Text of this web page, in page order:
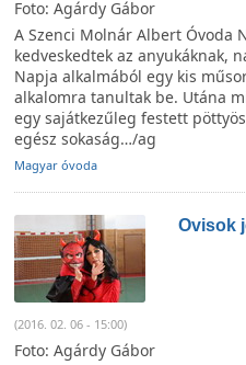
Foto: Agárdy Gábor
A Szenci Molnár Albert Óvoda
kedveskedtek az anyukáknak,
Napja alkalmából egy kis
alkalomra tanultak be. Utána
egy sajátkezűleg festett
egész sokaság…/ag
Magyar óvoda
Ovisok
(2016. 02. 06 - 15:00)
Foto: Agárdy Gábor